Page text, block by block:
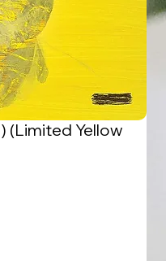
(Limited Yellow